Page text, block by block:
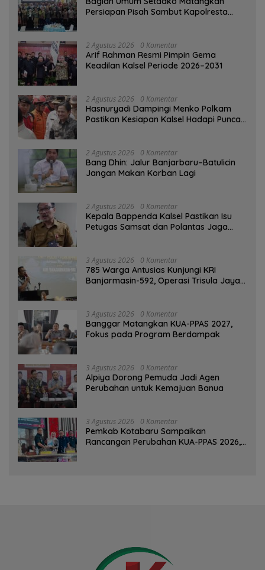
Persiapan Pisah Sambut Kapolresta
2 Agustus 2026 0 Komentar
Arif Rahman Resmi Pimpin Gema
Keadilan Kalsel Periode 2026–2031
2 Agustus 2026 0 Komentar
Hasnuryadi Dampingi Menko Polkam
Pastikan Kesiapan Kalsel Hadapi Puncak
2 Agustus 2026 0 Komentar
Bang Dhin: Jalur Banjarbaru–Batulicin
Jangan Makan Korban Lagi
2 Agustus 2026 0 Komentar
Kepala Bappenda Kalsel Pastikan Isu
Petugas Samsat dan Polantas Jaga
3 Agustus 2026 0 Komentar
785 Warga Antusias Kunjungi KRI
Banjarmasin-592, Operasi Trisula Jaya
3 Agustus 2026 0 Komentar
‎Banggar Matangkan KUA-PPAS 2027,
Fokus pada Program Berdampak
3 Agustus 2026 0 Komentar
‎Alpiya Dorong Pemuda Jadi Agen
Perubahan untuk Kemajuan Banua ‎
3 Agustus 2026 0 Komentar
Pemkab Kotabaru Sampaikan
Rancangan Perubahan KUA-PPAS 2026,